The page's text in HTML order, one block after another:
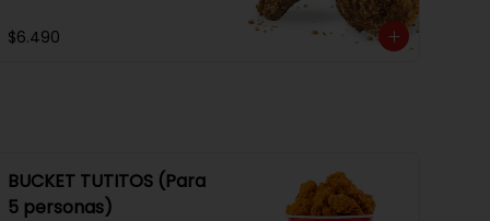
$6.490
BUCKET TUTITOS (Para
5 personas)